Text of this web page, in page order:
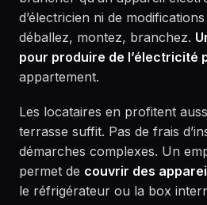
d’électricien ni de
déballez, montez, branchez.
pour produire de l’électricité
appartement.
Les locataires en profitent
terrasse suffit. Pas de frais
démarches complexes. Un
permet de couvrir des
le réfrigérateur ou la box